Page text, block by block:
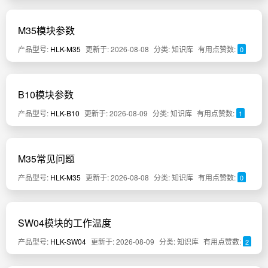
M35模块参数
产品型号: HLK-M35 更新于: 2026-08-08 分类: 知识库 有用点赞数: 0
B10模块参数
产品型号: HLK-B10 更新于: 2026-08-09 分类: 知识库 有用点赞数: 1
M35常见问题
产品型号: HLK-M35 更新于: 2026-08-08 分类: 知识库 有用点赞数: 0
SW04模块的工作温度
产品型号: HLK-SW04 更新于: 2026-08-09 分类: 知识库 有用点赞数: 2